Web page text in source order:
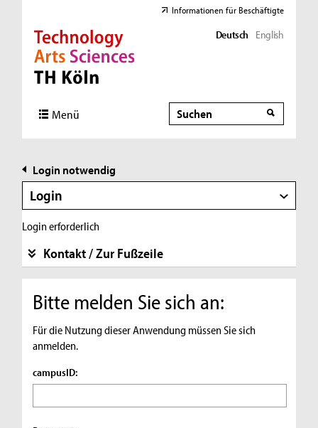
Direkt zur Hauptnavigation
Direkt zur Subnavigation
Direkt zum Inhalt
Direkt zum Fußbereich
Informationen für Beschäftigte
Deutsch English
Menü Suche
Suche
Login notwendig
Login
Login erforderlich
Kontakt / Zur Fußzeile
Bitte melden Sie sich an:
Für die Nutzung dieser Anwendung müssen Sie sich
anmelden.
campusID: